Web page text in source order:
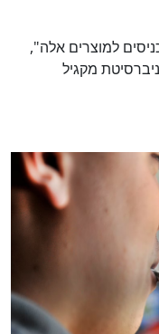
למוצרים אלה",
מקגיל